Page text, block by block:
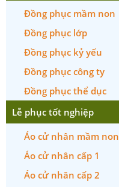
Đồng phục mầm non
Đồng phục lớp
Đồng phục kỷ yếu
Đồng phục công ty
Đồng phục thể dục
Lễ phục tốt nghiệp
Áo cử nhân mầm non
Áo cử nhân cấp 1
Áo cử nhân cấp 2